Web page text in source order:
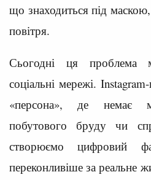
що знаходиться під
повітря.
Сьогодні ця проблема
соціальні мережі.
«персона», де немає
побутового бруду чи
створюємо цифровий
переконливіше за реальне